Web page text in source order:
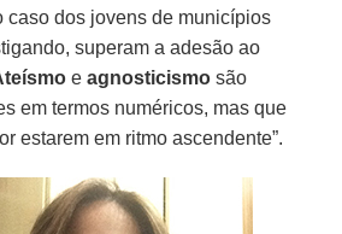
caso dos jovens de municípios
superam a adesão ao
eagnosticismo são
em termos numéricos, mas que
estarem em ritmo ascendente”.